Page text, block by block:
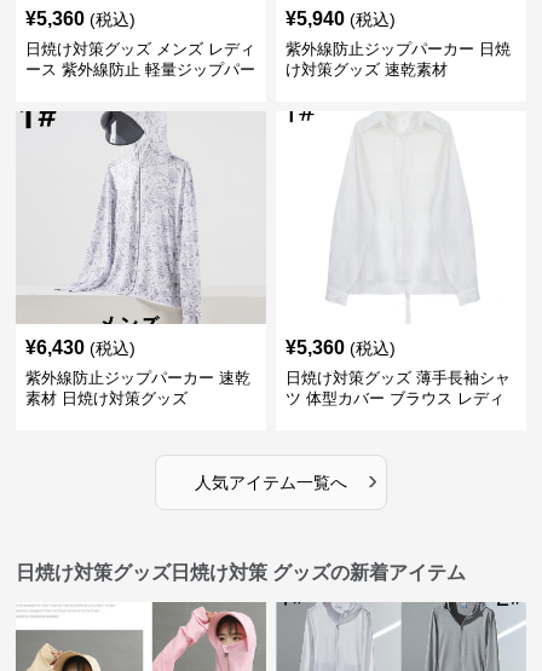
¥5,360 (税込)
日焼け対策グッズ メンズ レディ
ース 紫外線防止 軽量ジップパー
¥5,940 (税込)
紫外線防止ジップパーカー 日焼
け対策グッズ 速乾素材
¥6,430 (税込)
紫外線防止ジップパーカー 速乾
素材 日焼け対策グッズ
¥5,360 (税込)
日焼け対策グッズ 薄手長袖シャ
ツ 体型カバー ブラウス レディ
人気アイテム一覧へ ›
日焼け対策グッズ日焼け対策 グッズの新着アイテム